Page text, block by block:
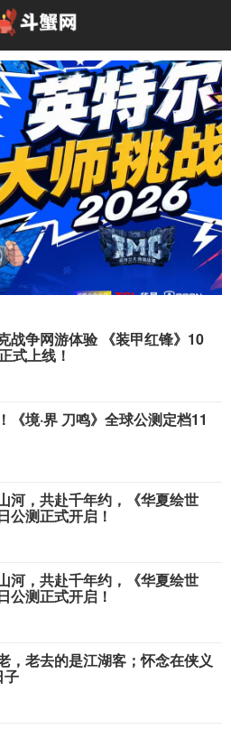
大师挑战赛亮相2026
战争网游体验 《装甲红锋》10
式上线！
《境·界 刀鸣》全球公测定档11
河，共赴千年约，《华夏绘世
公测正式开启！
河，共赴千年约，《华夏绘世
公测正式开启！
，老去的是江湖客；怀念在侠义
子